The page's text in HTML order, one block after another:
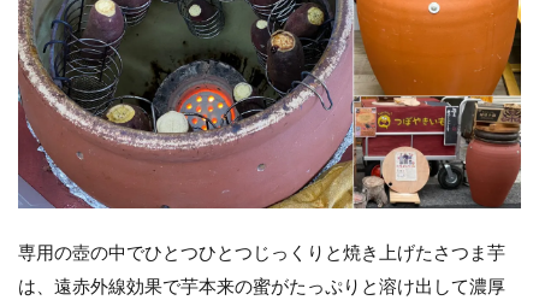
専用の壺の中でひとつひとつじっくりと焼き上げたさつま芋
は、遠赤外線効果で芋本来の蜜がたっぷりと溶け出して濃厚